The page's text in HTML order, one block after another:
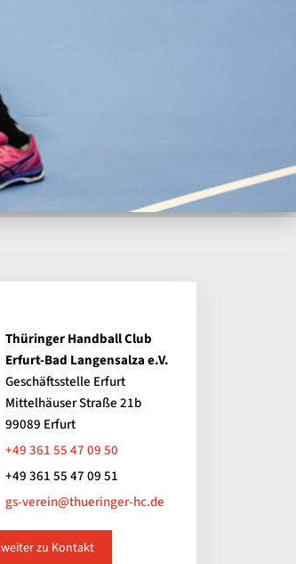
Thüringer Handball Club
Erfurt-Bad Langensalza e.V.
Geschäftsstelle Erfurt
Mittelhäuser Straße 21b
99089 Erfurt
+49 361 55 47 09 50
+49 361 55 47 09 51
gs-verein@thueringer-hc.de
weiter zu Kontakt